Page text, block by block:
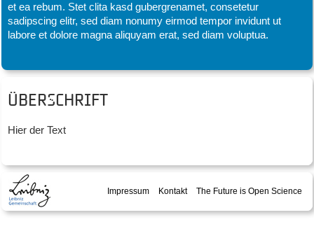
et ea rebum. Stet clita kasd gubergrenamet, consetetur
sadipscing elitr, sed diam nonumy eirmod tempor invidunt ut
labore et dolore magna aliquyam erat, sed diam voluptua.
Überschrift
Hier der Text
Impressum Kontakt The Future is Open Science